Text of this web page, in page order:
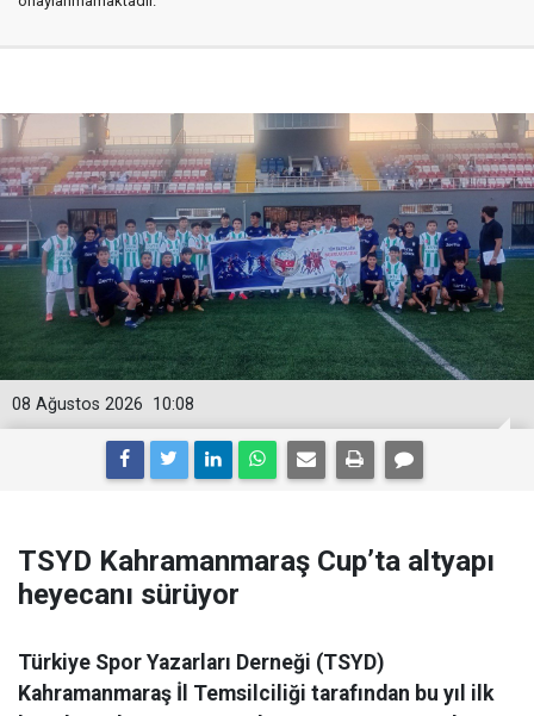
10:08
08 Ağustos 2026
TSYD Kahramanmaraş Cup’ta altyapı
heyecanı sürüyor
Türkiye Spor Yazarları Derneği (TSYD)
Kahramanmaraş İl Temsilciliği tarafından bu yıl ilk